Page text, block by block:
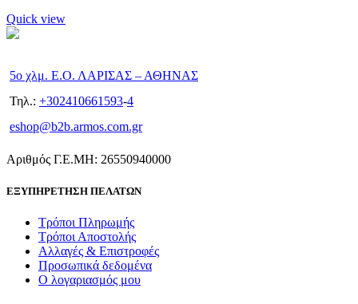
Quick view
5ο χλμ. Ε.Ο. ΛΑΡΙΣΑΣ – ΑΘΗΝΑΣ
Τηλ.: +302410661593-4
eshop@b2b.armos.com.gr
Αριθμός Γ.Ε.ΜΗ: 26550940000
ΕΞΥΠΗΡΕΤΗΣΗ ΠΕΛΑΤΩΝ
Τρόποι Πληρωμής
Τρόποι Αποστολής
Αλλαγές & Επιστροφές
Προσωπικά δεδομένα
Ο λογαριασμός μου